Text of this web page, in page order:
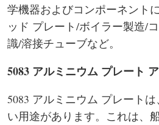
学機器およびコンポーネント
ッド プレート/ボイラー製造/
識/溶接チューブなど。
5083 アルミニウム プレート
5083 アルミニウム プレート
い用途があります。これは、